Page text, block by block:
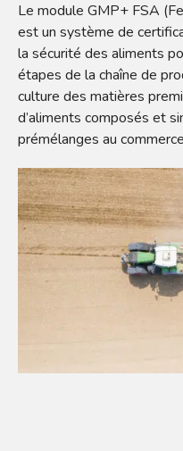
Le module GMP+ FSA
est un système de
la sécurité des aliments
étapes de la chaîne de
culture des matières
d’aliments composés et
prémélanges au